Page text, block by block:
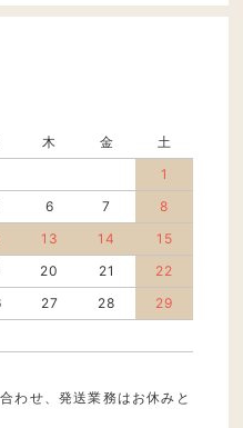
木 金
土
1
6 7
8
13 14
15
20 21
22
27 28
29
わせ、発送業務はお休みと